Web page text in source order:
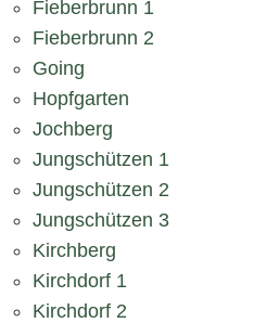
Fieberbrunn 1
Fieberbrunn 2
Going
Hopfgarten
Jochberg
Jungschützen 1
Jungschützen 2
Jungschützen 3
Kirchberg
Kirchdorf 1
Kirchdorf 2